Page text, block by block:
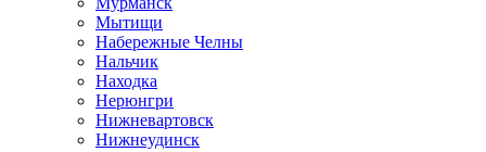
Мытищи
Набережные Челны
Нальчик
Находка
Нерюнгри
Нижневартовск
Нижнеудинск